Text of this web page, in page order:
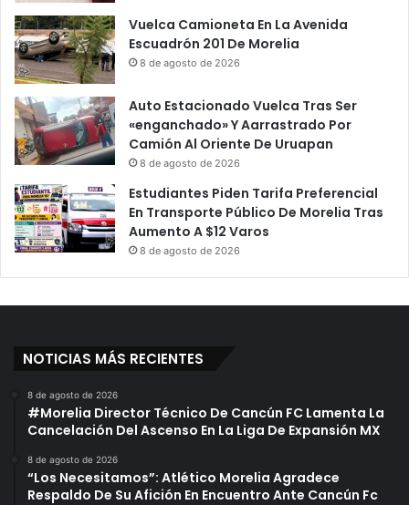
Vuelca Camioneta En La Avenida
Escuadrón 201 De Morelia
8 de agosto de 2026
Auto Estacionado Vuelca Tras Ser
«enganchado» Y Aarrastrado Por
Camión Al Oriente De Uruapan
8 de agosto de 2026
Estudiantes Piden Tarifa Preferencial
En Transporte Público De Morelia Tras
Aumento A $12 Varos
8 de agosto de 2026
NOTICIAS MÁS RECIENTES
8 de agosto de 2026
#Morelia Director Técnico De Cancún FC Lamenta La
Cancelación Del Ascenso En La Liga De Expansión MX
8 de agosto de 2026
“Los Necesitamos”: Atlético Morelia Agradece
Respaldo De Su Afición En Encuentro Ante Cancún Fc